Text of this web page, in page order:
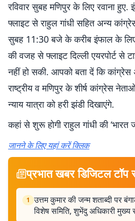
रविवार सुबह मणिपुर के लिए रवाना
फ्लाइट से राहुल गांधी सहित अन्य
सुबह 11:30 बजे के करीब इंफाल के लिए
की वजह से फ्लाइट दिल्ली एयरपोर्ट से
नहीं हो सकी. आपको बता दें कि कांग्रेस
राष्ट्रीय व मणिपुर के शीर्ष कांग्रेस
न्याय यात्रा को हरी झंडी दिखाएंगे.
कहां से शुरू होगी राहुल गांधी की ‘भारत
जानने के लिए यहां करें क्लिक
प्रभात खबर डिजिटल टॉप
1 उत्तम कुमार की जन्म शताब्दी पर
विशेष समिति, शुभेंदु अधिकारी मुख्य